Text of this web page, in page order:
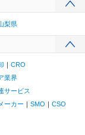
梨県
CRO
業界
サービス
ーカー SMO
CSO